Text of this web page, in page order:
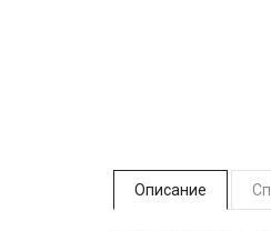
Описание